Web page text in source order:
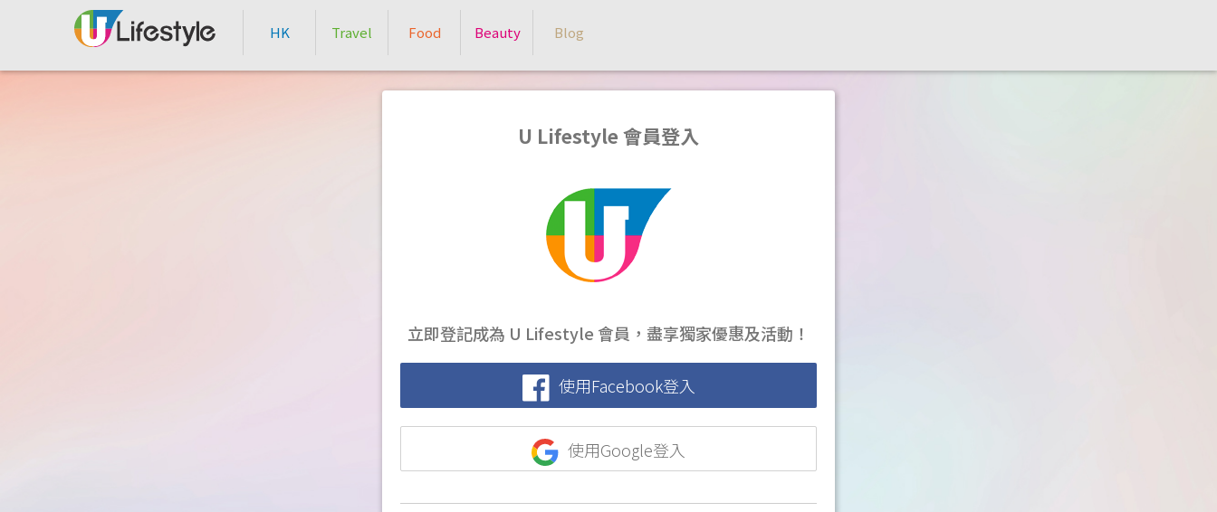
HK Travel Food Beauty Blog
U Lifestyle 會員登入
立即登記成為 U Lifestyle 會員，盡享獨家優惠及活動！
使用Facebook登入
使用Google登入